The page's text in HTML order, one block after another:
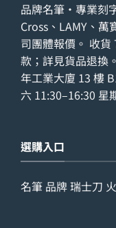
品牌名筆・專業刻
Cross、LAMY、
司團體報價。 收
款；詳見貨品退換 。
年工業大廈 13 樓
六 11:30–16:30 星
選購入口
名筆 品牌瑞士刀